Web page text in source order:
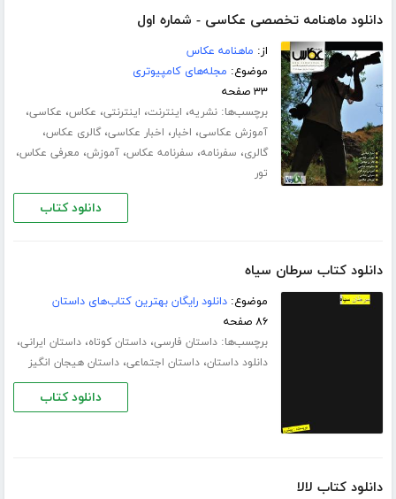
دانلود ماهنامه تخصصی عکاسی - شماره اول
از: ماهنامه عکاس
موضوع: مجله‌های کامپیوتری
۳۳ صفحه
برچسب‌ها:نشریه، اینترنت، اینترنتی، عکاس، عکاسی،
آموزش عکاسی، اخبار، اخبار عکاسی،گالری عکاس،
گالری، سفرنامه، سفرنامه عکاس،آموزش، معرفی عکاس،
تور
دانلود کتاب
دانلود کتاب سرطان سیاه
موضوع:دانلود رایگان بهترین کتاب‌های داستان
۸۶ صفحه
برچسب‌ها:داستان فارسی،داستان کوتاه،داستان ایرانی،
دانلود داستان،داستان اجتماعی،داستان هیجان انگیز
دانلود کتاب
دانلود کتاب لالا